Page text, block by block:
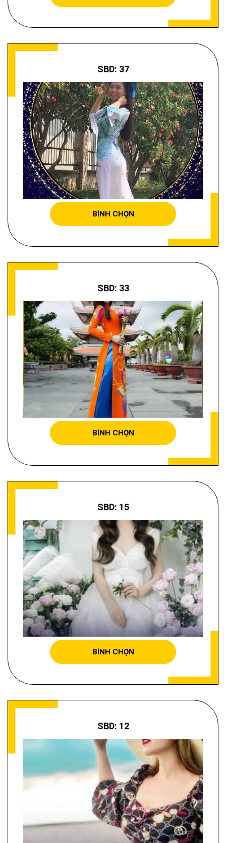
SBD: 37
BÙI THỊ HƯƠNG LAN
BÌNH CHỌN
SBD: 33
TĂNG THỊ THANH GIANG
BÌNH CHỌN
SBD: 15
CAO NGỌC HUYỀN
BÌNH CHỌN
SBD: 12
TÔ THÙY PHƯƠNG TRANG